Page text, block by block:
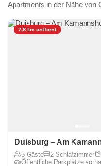
Apartments in der Nähe von
7,8 km entfernt
Duisburg – Am
5 Gäste 2 Schlafzimmer
Öffentliche Parkplätze